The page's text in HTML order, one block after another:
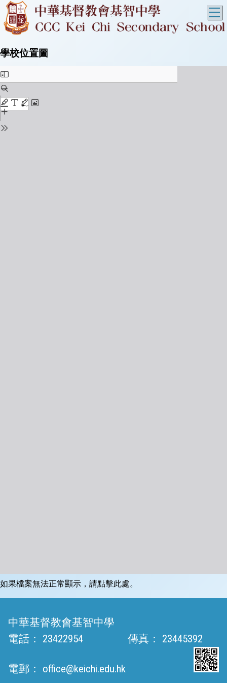
學校位置圖
如果檔案無法正常顯示，請點擊此處。
中華基督教會基智中學
電話：
23422954 傳真： 23445392
電郵： office@keichi.edu.hk